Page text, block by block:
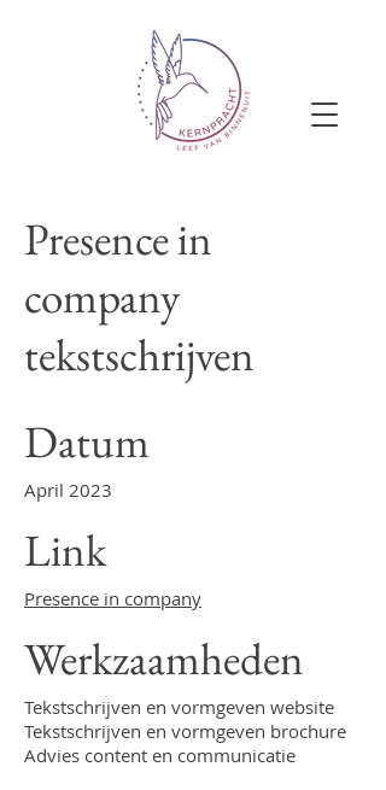
Presence in
company
tekstschrijven
Datum
April 2023
Link
Presence in company
Werkzaamheden
Tekstschrijven en vormgeven website
Tekstschrijven en vormgeven brochure
Advies content en communicatie